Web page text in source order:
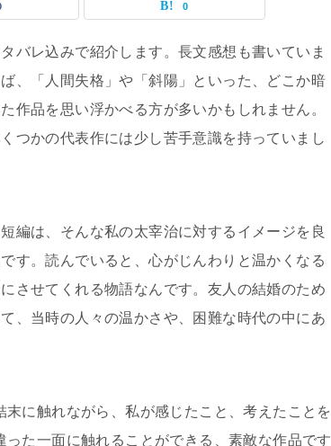
0
バレ込みで紹介します。長文感想も書いていま
、「人間失格」や「斜陽」といった、どこか暗
作品を思い浮かべる方が多いかもしれません。
つかの代表作には少し苦手意識を持っていまし
編は、そんな私の太宰治に対するイメージを良
す。読んでいると、心がじんわりと温かくなる
させてくれる物語なんです。友人の結婚のため
、当時の人々の温かさや、困難な時代の中にあ
に触れながら、私が感じたこと、考えたことを
た一面に触れることができる、素敵な作品です